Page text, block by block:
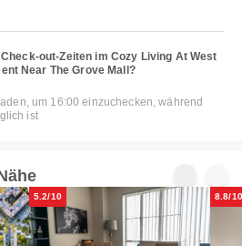
out-Zeiten im Cozy Living At West
Near The Grove Mall?
um 16:00 einzuchecken, während
ist
5.2/10 8.8/10